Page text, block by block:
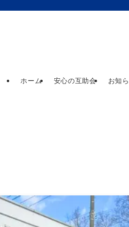
ホーム 安心の互助会 お知